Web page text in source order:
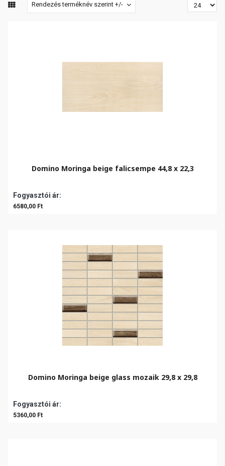
Rendezés terméknév szerint +/-
Domino Moringa beige falicsempe 44,8 x 22,3
Fogyasztói ár:
6580,00 Ft
Domino Moringa beige glass mozaik 29,8 x 29,8
Fogyasztói ár:
5360,00 Ft